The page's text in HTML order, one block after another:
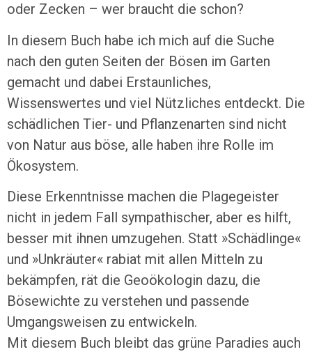
oder Zecken – wer braucht die schon?
In diesem Buch habe ich mich auf die Suche
nach den guten Seiten der Bösen im Garten
gemacht und dabei Erstaunliches,
Wissenswertes und viel Nützliches entdeckt. Die
schädlichen Tier- und Pflanzenarten sind nicht
von Natur aus böse, alle haben ihre Rolle im
Ökosystem.
Diese Erkenntnisse machen die Plagegeister
nicht in jedem Fall sympathischer, aber es hilft,
besser mit ihnen umzugehen. Statt »Schädlinge«
und »Unkräuter« rabiat mit allen Mitteln zu
bekämpfen, rät die Geoökologin dazu, die
Bösewichte zu verstehen und passende
Umgangsweisen zu entwickeln.
Mit diesem Buch bleibt das grüne Paradies auch